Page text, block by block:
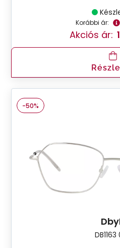
Korábbi ár:
Akciós ár:
-50%